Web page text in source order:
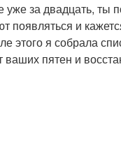
за двадцать, ты
и
этого я собрала
пятен и